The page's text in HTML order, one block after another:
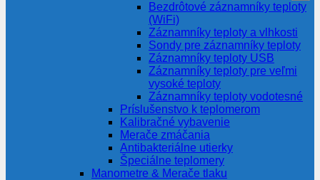
Bezdrôtové záznamníky teploty
(WiFi)
Záznamníky teploty a vlhkosti
Sondy pre záznamníky teploty
Záznamníky teploty USB
Záznamníky teploty pre veľmi
vysoké teploty
Záznamníky teploty vodotesné
Príslušenstvo k teplomerom
Kalibračné vybavenie
Merače zmáčania
Antibakteriálne utierky
Špeciálne teplomery
Manometre & Merače tlaku